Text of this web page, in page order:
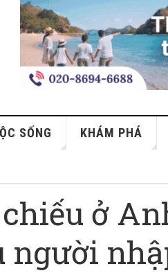
SỐNG KHÁM PHÁ
ở
người